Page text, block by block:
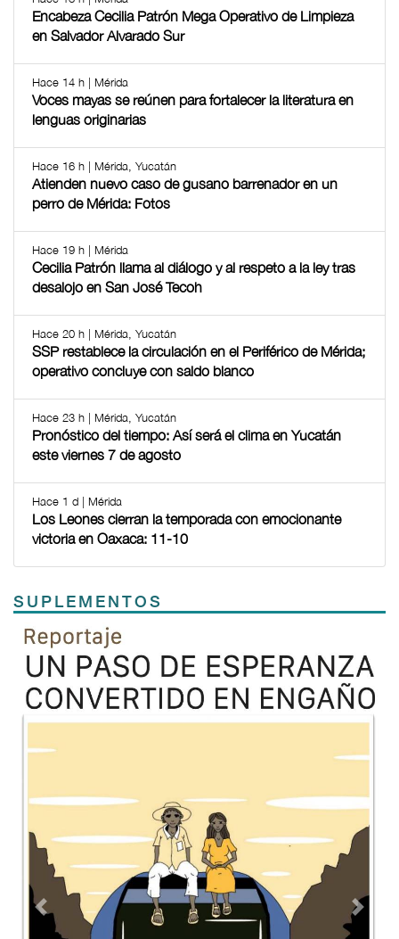
Encabeza Cecilia Patrón Mega Operativo de Limpieza
en Salvador Alvarado Sur
Hace 14 h | Mérida
Voces mayas se reúnen para fortalecer la literatura en
lenguas originarias
Hace 16 h | Mérida, Yucatán
Atienden nuevo caso de gusano barrenador en un
perro de Mérida: Fotos
Hace 19 h | Mérida
Cecilia Patrón llama al diálogo y al respeto a la ley tras
desalojo en San José Tecoh
Hace 20 h | Mérida, Yucatán
SSP restablece la circulación en el Periférico de Mérida;
operativo concluye con saldo blanco
Hace 23 h | Mérida, Yucatán
Pronóstico del tiempo: Así será el clima en Yucatán
este viernes 7 de agosto
Hace 1 d | Mérida
Los Leones cierran la temporada con emocionante
victoria en Oaxaca: 11-10
SUPLEMENTOS
Previous
TODOS LOS SUPLEMENTOS
Contacto Directorio Aviso de privacidad